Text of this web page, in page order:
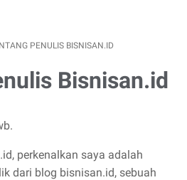
PENULIS BISNISAN.ID
Bisnisan.id
perkenalkan saya adalah
dari blog bisnisan.id, sebuah